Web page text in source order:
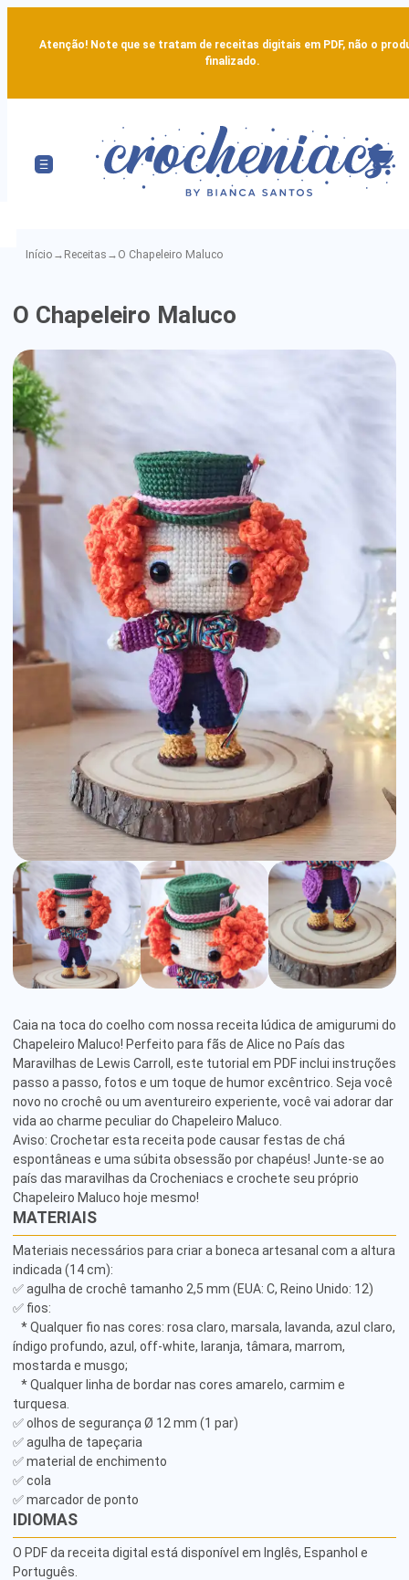
Atenção! Note que se tratam de receitas digitais em PDF, não o
finalizado.
Início → Receitas → O Chapeleiro Maluco
Chapeleiro
Amigurumi
Pattern
O Chapeleiro Maluco
Caia na toca do coelho com nossa receita lúdica de amigurumi do
Chapeleiro Maluco! Perfeito para fãs de Alice no País das
Maravilhas de Lewis Carroll, este tutorial em PDF inclui instruções
passo a passo, fotos e um toque de humor excêntrico. Seja você
novo no crochê ou um aventureiro experiente, você vai adorar dar
vida ao charme peculiar do Chapeleiro Maluco.
Aviso: Crochetar esta receita pode causar festas de chá
espontâneas e uma súbita obsessão por chapéus! Junte-se ao
país das maravilhas da Crocheniacs e crochete seu próprio
Chapeleiro Maluco hoje mesmo!
MATERIAIS
Materiais necessários para criar a boneca artesanal com a altura
indicada (14 cm):
✅ agulha de crochê tamanho 2,5 mm (EUA: C, Reino Unido: 12)
✅ fios:
índigo profundo, azul, off-white, laranja, tâmara, marrom,
mostarda e musgo;
turquesa.
✅ olhos de segurança Ø 12 mm (1 par)
✅ agulha de tapeçaria
✅ material de enchimento
✅ cola
✅ marcador de ponto
IDIOMAS
O PDF da receita digital está disponível em Inglês, Espanhol e
Português.